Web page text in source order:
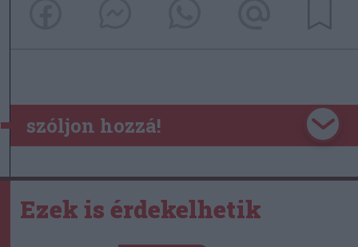
szóljon hozzá!
Ezek is érdekelhetik